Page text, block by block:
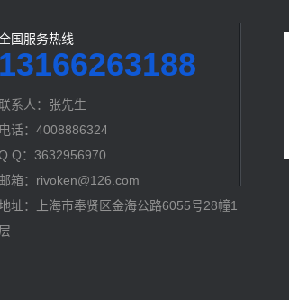
国服务热线
13166263188
系人：张先生
电话：4008886324
Q：3632956970
邮箱：rivoken@126.com
址：上海市奉贤区金海公路6055号28幢1
层